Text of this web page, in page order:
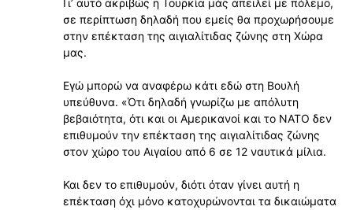
Γιʼ αυτό ακριβώς η Τουρκία μάς απειλεί με πόλεμο,
σε περίπτωση δηλαδή που εμείς θα προχωρήσουμε
στην επέκταση της αιγιαλίτιδας ζώνης στη Χώρα
μας.
Εγώ μπορώ να αναφέρω κάτι εδώ στη Βουλή
υπεύθυνα. «Ότι δηλαδή γνωρίζω με απόλυτη
βεβαιότητα, ότι και οι Αμερικανοί και το ΝΑΤΟ δεν
επιθυμούν την επέκταση της αιγιαλίτιδας ζώνης
στον χώρο του Αιγαίου από 6 σε 12 ναυτικά μίλια.
Και δεν το επιθυμούν, διότι όταν γίνει αυτή η
επέκταση όχι μόνο κατοχυρώνονται τα δικαιώματα